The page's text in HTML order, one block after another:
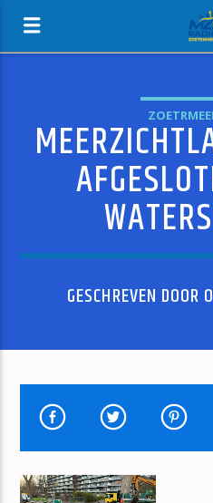
MZ-
HUIDIG NUMMER
HITS FROM THE HEARTLAND
CAMILLE JANSZEN
GESCHREVEN